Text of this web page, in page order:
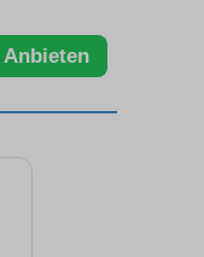
Anbieten